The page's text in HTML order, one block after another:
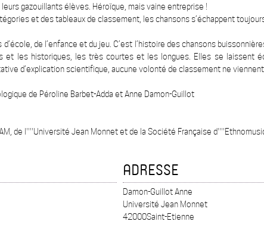
gazouillants élèves. Héroïque, mais vaine entreprise !
et des tableaux de classement, les chansons s’échappent
d’école, de l’enfance et du jeu. C’est l’histoire des chansons
et les historiques, les très courtes et les longues. Elles se laissent
d’explication scientifique, aucune volonté de classement ne
de Péroline Barbet-Adda et Anne Damon-Guillot
de l''''Université Jean Monnet et de la Société Française
ADRESSE
Damon-Guillot Anne
Université Jean Monnet
42000Saint-Etienne